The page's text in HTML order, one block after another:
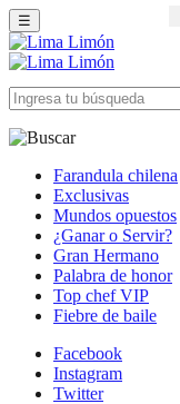
☰
Farandula chilena
Exclusivas
Mundos opuestos
¿Ganar o Servir?
Gran Hermano
Palabra de honor
Top chef VIP
Fiebre de baile
Facebook
Instagram
Twitter